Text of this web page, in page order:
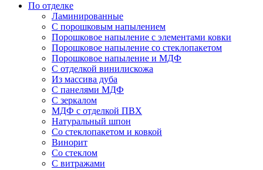
По отделке
Ламинированные
С порошковым напылением
Порошковое напыление с элементами ковки
Порошковое напыление со стеклопакетом
Порошковое напыление и МДФ
С отделкой винилискожа
Из массива дуба
С панелями МДФ
С зеркалом
МДФ с отделкой ПВХ
Натуральный шпон
Со стеклопакетом и ковкой
Винорит
Со стеклом
С витражами